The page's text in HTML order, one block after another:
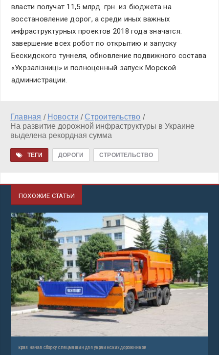
власти получат 11,5 млрд. грн. из бюджета на
восстановление дорог, а среди иных важных
инфраструктурных проектов 2018 года значатся:
завершение всех робот по открытию и запуску
Бескидского туннеля, обновление подвижного состава
«Укрзалізниці» и полноценный запуск Морской
администрации.
Главная / Новости / Строительство /
На развитие дорожной инфраструктуры в Украине
выделена рекордная сумма
ТЕГИ ДОРОГИ СТРОИТЕЛЬСТВО
ПОХОЖИЕ СТАТЬИ
краз начал сборку спецмашин для украинских дорожников